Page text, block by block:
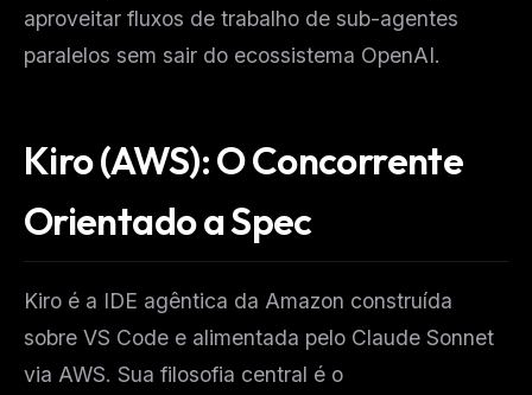
aproveitar fluxos de trabalho de sub-agentes
paralelos sem sair do ecossistema OpenAI.
Kiro (AWS): O Concorrente
Orientado a Spec
Kiro é a IDE agêntica da Amazon construída
sobre VS Code e alimentada pelo Claude Sonnet
via AWS. Sua filosofia central é o